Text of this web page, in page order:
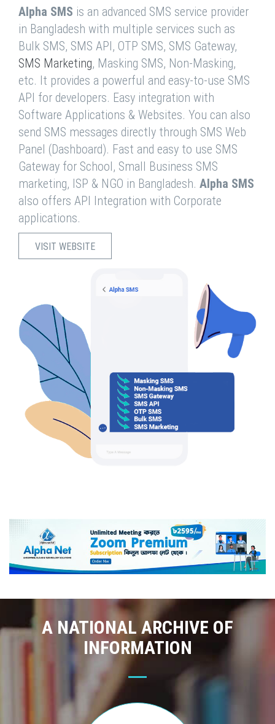
Alpha SMS is an advanced SMS service provider
in Bangladesh with multiple services such as
Bulk SMS, SMS API, OTP SMS, SMS Gateway,
SMS Marketing, Masking SMS, Non-Masking,
etc. It provides a powerful and easy-to-use SMS
API for developers. Easy integration with
Software Applications & Websites. You can also
send SMS messages directly through SMS Web
Panel (Dashboard). Fast and easy to use SMS
Gateway for School, Small Business SMS
marketing, ISP & NGO in Bangladesh. Alpha SMS
also offers API Integration with Corporate
applications.
VISIT WEBSITE
A NATIONAL ARCHIVE OF
INFORMATION